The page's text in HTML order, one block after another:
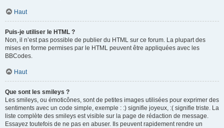
Haut
Puis-je utiliser le HTML ?
Non, il n’est pas possible de publier du HTML sur ce forum. La plupart des
mises en forme permises par le HTML peuvent être appliquées avec les
BBCodes.
Haut
Que sont les smileys ?
Les smileys, ou émoticônes, sont de petites images utilisées pour exprimer des
sentiments avec un code simple, exemple : :) signifie joyeux, :( signifie triste. La
liste complète des smileys est visible sur la page de rédaction de message.
Essayez toutefois de ne pas en abuser. Ils peuvent rapidement rendre un